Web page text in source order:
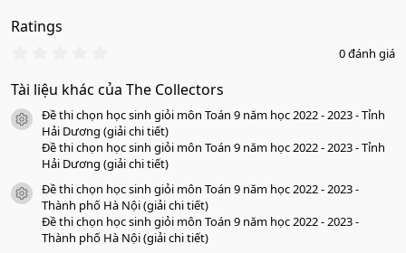
Ratings
0
0
a
o
0 đánh giá
Tài liệu khác của The Collectors
icon tài liệu
Đề thi chọn học sinh giỏi môn Toán 9 năm học 2022 - 2023 - Tỉnh
Hải Dương (giải chi tiết)
Đề thi chọn học sinh giỏi môn Toán 9 năm học 2022 - 2023 - Tỉnh
Hải Dương (giải chi tiết)
icon tài liệu
Đề thi chọn học sinh giỏi môn Toán 9 năm học 2022 - 2023 -
Thành phố Hà Nội (giải chi tiết)
Đề thi chọn học sinh giỏi môn Toán 9 năm học 2022 - 2023 -
Thành phố Hà Nội (giải chi tiết)